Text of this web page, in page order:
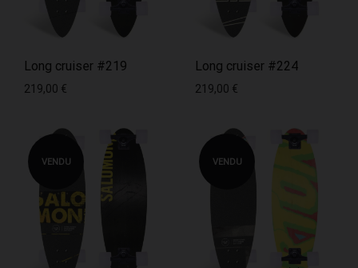
Long cruiser #219
219,00 €
Long cruiser #224
219,00 €
VENDU VENDU